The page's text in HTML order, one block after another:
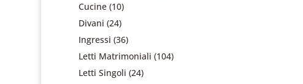
Cucine (10)
Divani (24)
Ingressi (36)
Letti Matrimoniali (104)
Letti Singoli (24)